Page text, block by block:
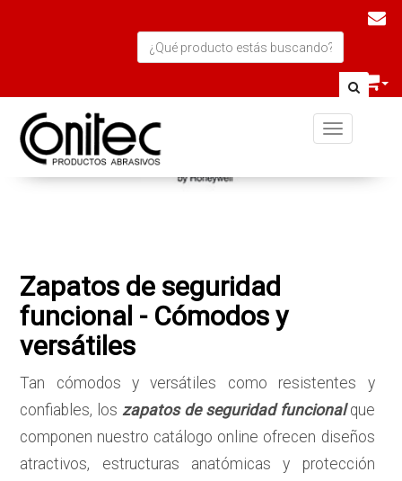
Toggle
Zapatos de seguridad
funcional - Cómodos y
versátiles
Tan cómodos y versátiles como resistentes y
confiables, loszapatos de seguridad funcionalque
componen nuestro catálogo online ofrecen diseños
atractivos, estructuras anatómicas y protección